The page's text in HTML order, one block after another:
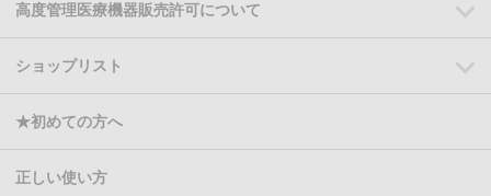
高度管理医療機器販売許可について
ショップリスト
★初めての方へ
正しい使い方